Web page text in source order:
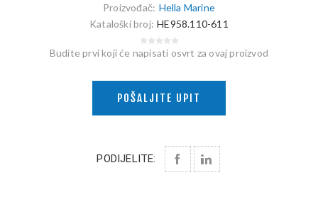
Proizvođač: Hella Marine
Kataloški broj: HE958.110-611
Budite prvi koji će napisati osvrt za ovaj proizvod
POŠALJITE UPIT
PODIJELITE: